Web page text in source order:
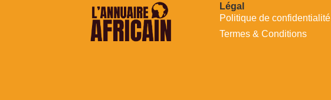
Légal
Politique de confidentialité
Termes & Conditions